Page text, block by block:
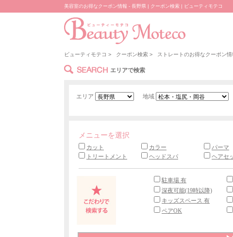
美容室のお得なクーポン情報 - 長野県 | クーポン検索 | ビューティモテコ
ビューティモテコ > クーポン検索 > ストレートのお得なクーポン情
SEARCH エリアで検索
エリア 地域
メニューを選択
カット カラー パーマ
トリートメント
ヘッドスパ ヘアセ
駐車場 有
深夜可能(19時以降)
キッズスペース 有
ペアOK